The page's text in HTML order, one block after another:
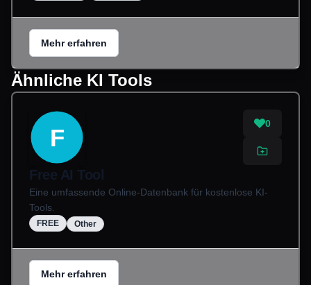
Mehr erfahren
Ähnliche KI Tools
F
0
Free AI Tool
Eine umfassende Online-Datenbank für kostenlose KI-
Tools.
FREE Other
Mehr erfahren